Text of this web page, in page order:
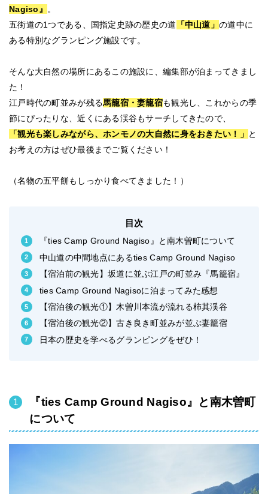
Nagiso』
。
五街道の1つである、国指定史跡の歴史の道
「中山道」の道中に
ある特別なグランピング施設です。
そんな大自然の場所にあるこの施設に、編集部が泊まってきまし
た！
江戸時代の町並みが残る馬籠宿・妻籠宿も観光し、これからの季
節にぴったりな、近くにある渓谷もサーチしてきたので、
「観光も楽しみながら、ホンモノの大自然に身をおきたい！」 と
お考えの方はぜひ最後までご覧ください！
（名物の五平餅もしっかり食べてきました！）
目次
『ties Camp Ground Nagiso』と南木曽町について
中山道の中間地点にあるties Camp Ground Nagiso
【宿泊前の観光】坂道に並ぶ江戸の町並み『馬籠宿』
ties Camp Ground Nagisoに泊まってみた感想
【宿泊後の観光①】木曽川本流が流れる柿其渓谷
【宿泊後の観光②】古き良き町並みが並ぶ妻籠宿
日本の歴史を学べるグランピングをぜひ！
『ties Camp Ground Nagiso』と南木曽町
について